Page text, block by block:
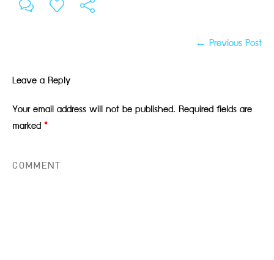
← Previous Post
Leave a Reply
Your email address will not be published. Required fields are
marked*